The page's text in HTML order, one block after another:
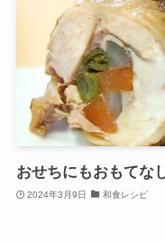
おせちにもおもてな
2024年3月9日 和食レシピ